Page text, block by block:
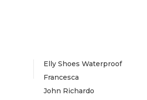
Elly Shoes Waterproof
Francesca
John Richardo